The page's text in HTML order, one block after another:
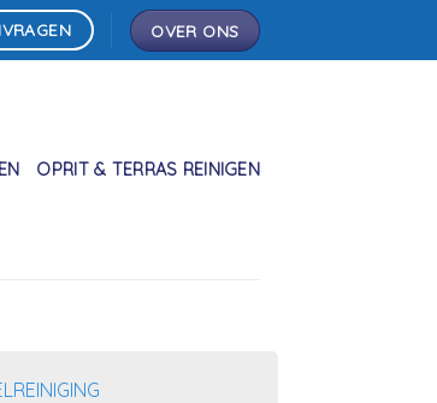
OVER ONS
OPRIT & TERRAS REINIGEN